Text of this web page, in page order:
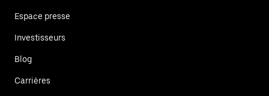
Espace presse
Investisseurs
Blog
Carrières